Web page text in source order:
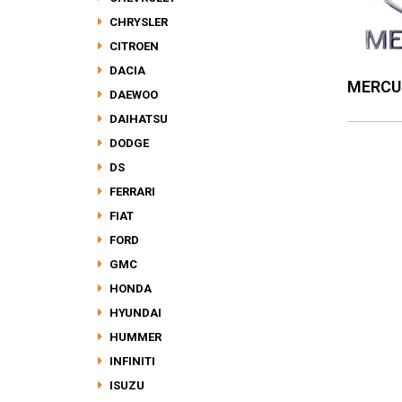
CHRYSLER
CITROEN
DACIA
DAEWOO
DAIHATSU
DODGE
DS
FERRARI
FIAT
FORD
GMC
HONDA
HYUNDAI
HUMMER
INFINITI
ISUZU